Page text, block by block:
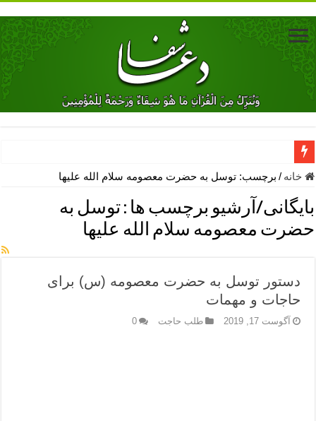
دعای جلب محبت فوری معشوق – دعای جلب محبت شوهر
دعای مشکل گشا برای رفع فقر – ذکرهای روزی‌ بخش
معجزات دعای یا من اظهر الجمیل – دعای یا من اظهر الجمیل برای
مهم ترین اذکار الهی و فضیلت آن ها – ذکر مخصوص مستجاب الدعوه
نماز حاجت برای کار گشایی- دعای رفع مشکلات و طلب حاجت
دعای رفع فقر و طلب رزق و روزی – آیه‌ جلب ثروت و برکت مال
خانه / برچسب:توسل به حضرت معصومه سلام الله علیها
بایگانی/آرشیو برچسب ها :توسل به
حضرت معصومه سلام الله علیها
دستور توسل به حضرت معصومه (س) برای
حاجات و مهمات
آگوست 17, 2019 طلب حاجت 0